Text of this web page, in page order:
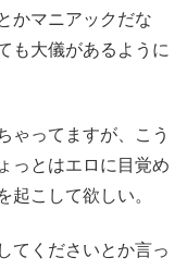
かマニアックだな
も大儀があるように
ゃってますが、こう
っとはエロに目覚め
起こして欲しい。
てくださいとか言っ